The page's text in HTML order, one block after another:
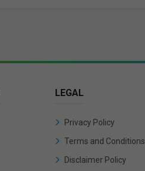
LEGAL
Privacy Policy
Terms and Conditions
Disclaimer Policy